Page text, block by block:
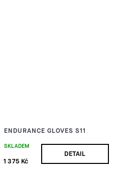
ENDURANCE GLOVES S11
SKLADEM
1 375 Kč
DETAIL